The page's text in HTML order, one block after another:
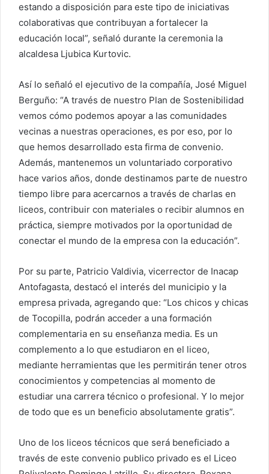
estando a disposición para este tipo de iniciativas
colaborativas que contribuyan a fortalecer la
educación local”, señaló durante la ceremonia la
alcaldesa Ljubica Kurtovic.
Así lo señaló el ejecutivo de la compañía, José Miguel
Berguño: “A través de nuestro Plan de Sostenibilidad
vemos cómo podemos apoyar a las comunidades
vecinas a nuestras operaciones, es por eso, por lo
que hemos desarrollado esta firma de convenio.
Además, mantenemos un voluntariado corporativo
hace varios años, donde destinamos parte de nuestro
tiempo libre para acercarnos a través de charlas en
liceos, contribuir con materiales o recibir alumnos en
práctica, siempre motivados por la oportunidad de
conectar el mundo de la empresa con la educación”.
Por su parte, Patricio Valdivia, vicerrector de Inacap
Antofagasta, destacó el interés del municipio y la
empresa privada, agregando que: “Los chicos y chicas
de Tocopilla, podrán acceder a una formación
complementaria en su enseñanza media. Es un
complemento a lo que estudiaron en el liceo,
mediante herramientas que les permitirán tener otros
conocimientos y competencias al momento de
estudiar una carrera técnico o profesional. Y lo mejor
de todo que es un beneficio absolutamente gratis”.
Uno de los liceos técnicos que será beneficiado a
través de este convenio publico privado es el Liceo